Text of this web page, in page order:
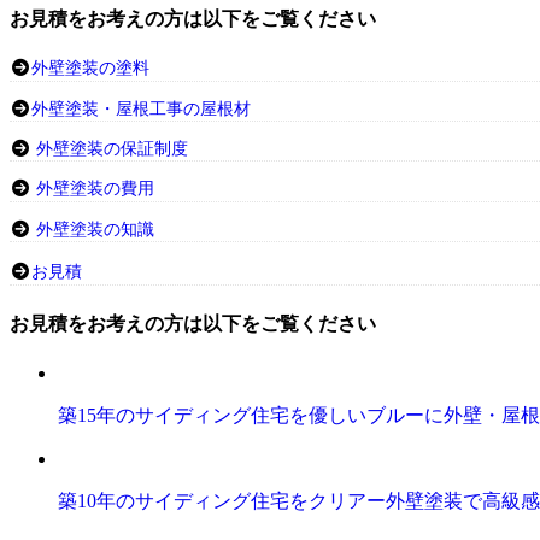
お見積をお考えの方は以下をご覧ください
外壁塗装の塗料
外壁塗装・屋根工事の屋根材
外壁塗装の保証制度
外壁塗装の費用
外壁塗装の知識
お見積
お見積をお考えの方は以下をご覧ください
築15年のサイディング住宅を優しいブルーに外壁・屋根
築10年のサイディング住宅をクリアー外壁塗装で高級感